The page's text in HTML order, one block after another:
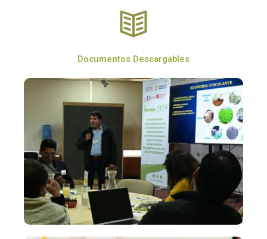
Documentos Descargables